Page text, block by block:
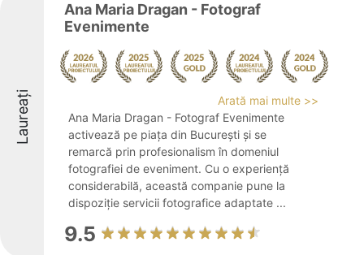
Laureați
Ana Maria Dragan - Fotograf
Evenimente
Arată mai multe >>
Ana Maria Dragan - Fotograf Evenimente
activează pe piața din București și se
remarcă prin profesionalism în domeniul
fotografiei de eveniment. Cu o experiență
considerabilă, această companie pune la
dispoziție servicii fotografice adaptate ...
9.5